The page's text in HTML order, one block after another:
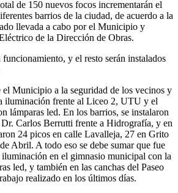
de 150 nuevos focos incrementarán el
barrios de la ciudad, de acuerdo a la
llevada a cabo por el Municipio y
de la Dirección de Obras.
y el resto serán instalados
el Municipio a la seguridad de los vecinos y
iluminación frente al Liceo 2, UTU y el
lámparas led. En los barrios, se instalaron
Carlos Berrutti frente a Hidrografía, y en
24 picos en calle Lavalleja, 27 en Grito
Abril. A todo eso se debe sumar que fue
en el gimnasio municipal con la
led, y también en las canchas del Paseo
realizado en los últimos días.